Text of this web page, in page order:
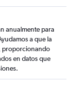
anualmente para
a que la
proporcionando
en datos que